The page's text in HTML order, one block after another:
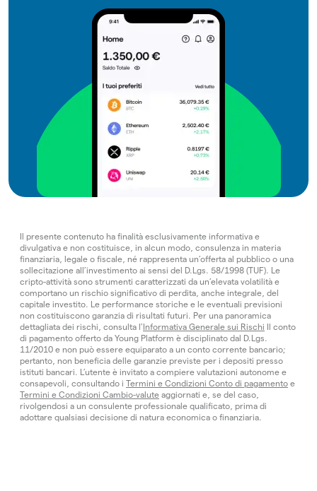
Il presente contenuto ha finalità esclusivamente informativa e
divulgativa e non costituisce, in alcun modo, consulenza in materia
finanziaria, legale o fiscale, né rappresenta un’offerta al pubblico o una
sollecitazione all’investimento ai sensi del D.Lgs. 58/1998 (TUF). Le
cripto-attività sono strumenti caratterizzati da un’elevata volatilità e
comportano un rischio significativo di perdita, anche integrale, del
capitale investito. Le performance storiche e le eventuali previsioni
non costituiscono garanzia di risultati futuri. Per una panoramica
dettagliata dei rischi, consulta l’ Informativa Generale sui Rischi Il conto
di pagamento offerto da Young Platform è disciplinato dal D.Lgs.
11/2010 e non può essere equiparato a un conto corrente bancario;
pertanto, non beneficia delle garanzie previste per i depositi presso
istituti bancari. L’utente è invitato a compiere valutazioni autonome e
consapevoli, consultando i Termini e Condizioni Conto di pagamento e
Termini e Condizioni Cambio-valute aggiornati e, se del caso,
rivolgendosi a un consulente professionale qualificato, prima di
adottare qualsiasi decisione di natura economica o finanziaria.